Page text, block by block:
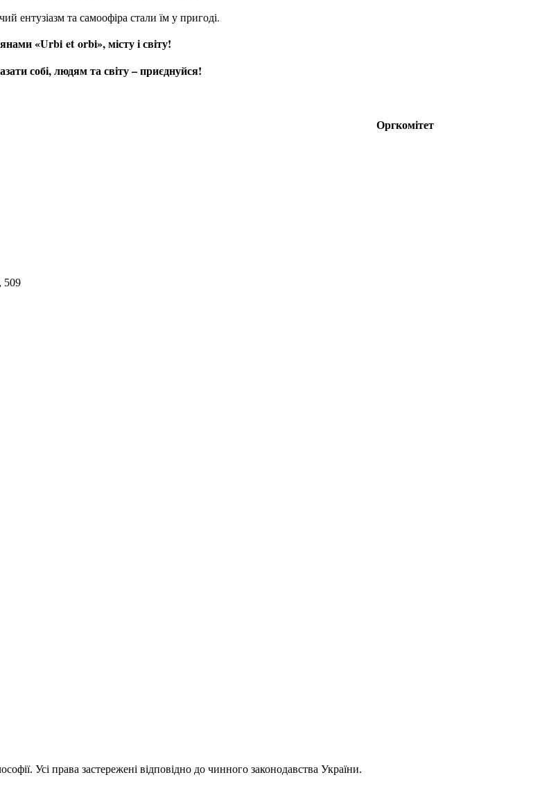
ентузіазм та самоофіра стали їм у пригоді.
«Urbi et orbi», місту і світу!
собі, людям та світу – приєднуйся!
Оргкомітет
509
Усі права застережені відповідно до чинного законодавства України.